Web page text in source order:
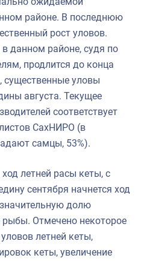
районе. В последнюю
рост уловов.
данном районе, судя по
продлится до конца
существенные уловы
августа. Текущее
соответствует
СахНИРО (в
самцы, 53%).
летней расы кеты, с
сентября начнется ход
долю
рыбы. Отмечено некоторое
летней кеты,
кеты, увеличение